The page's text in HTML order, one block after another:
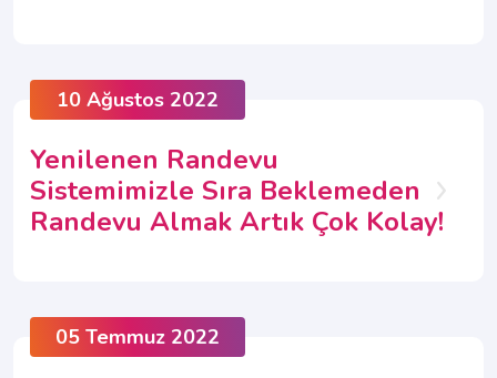
10 Ağustos 2022
Yenilenen Randevu
Sistemimizle Sıra Beklemeden
Randevu Almak Artık Çok Kolay!
05 Temmuz 2022